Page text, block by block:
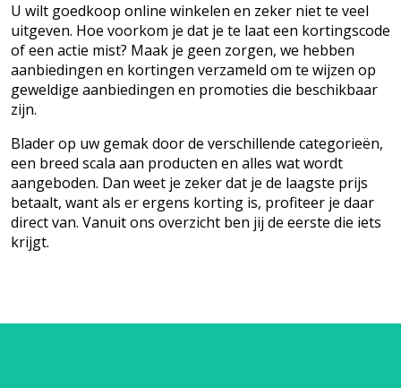
U wilt goedkoop online winkelen en zeker niet te veel
uitgeven. Hoe voorkom je dat je te laat een kortingscode
of een actie mist? Maak je geen zorgen, we hebben
aanbiedingen en kortingen verzameld om te wijzen op
geweldige aanbiedingen en promoties die beschikbaar
zijn.
Blader op uw gemak door de verschillende categorieën,
een breed scala aan producten en alles wat wordt
aangeboden. Dan weet je zeker dat je de laagste prijs
betaalt, want als er ergens korting is, profiteer je daar
direct van. Vanuit ons overzicht ben jij de eerste die iets
krijgt.